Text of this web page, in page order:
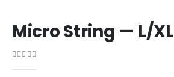
Micro String — L/XL